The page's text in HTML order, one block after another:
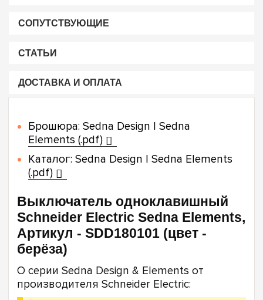
СОПУТСТВУЮЩИЕ
СТАТЬИ
ДОСТАВКА И ОПЛАТА
Брошюра: Sedna Design | Sedna
Elements (.pdf)
Каталог: Sedna Design | Sedna Elements
(.pdf)
Выключатель одноклавишный
Schneider Electric Sedna Elements,
Артикул - SDD180101 (цвет -
берёза)
О серии Sedna Design & Elements от
производителя Schneider Electric: